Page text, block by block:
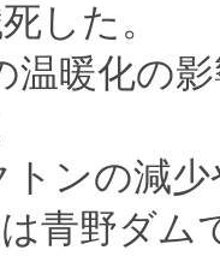
した。
温暖化の
ンの減少
青野ダム